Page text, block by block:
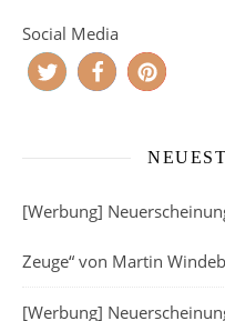
Social Media
[Werbung]
Zeuge“ von Martin
[Werbung]